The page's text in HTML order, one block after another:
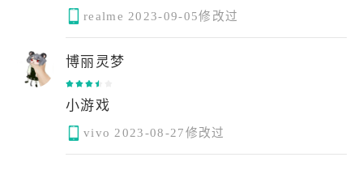
realme 2023-09-05修改过
博丽灵梦
小游戏
vivo 2023-08-27修改过